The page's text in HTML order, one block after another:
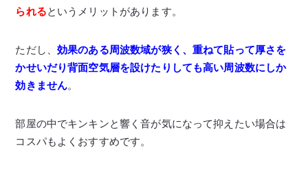
られるというメリットがあります。
ただし、効果のある周波数域が狭く、重ねて貼って厚さを
かせいだり背面空気層を設けたりしても高い周波数にしか
効きません。
部屋の中でキンキンと響く音が気になって抑えたい場合は
コスパもよくおすすめです。